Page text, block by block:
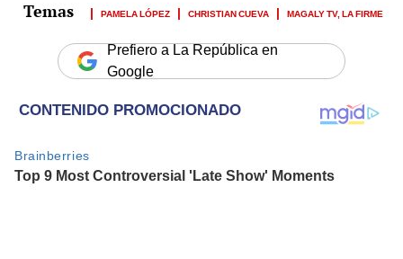
PAMELA LÓPEZ CHRISTIAN CUEVA MAGALY TV, LA FIRME
Prefiero a La República en
Google